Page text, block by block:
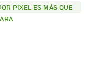
PIXEL ES MÁS QUE